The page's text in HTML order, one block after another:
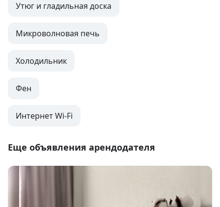
Утюг и гладильная доска
Микроволновая печь
Холодильник
Фен
Интернет Wi-Fi
Еще объявления арендодателя